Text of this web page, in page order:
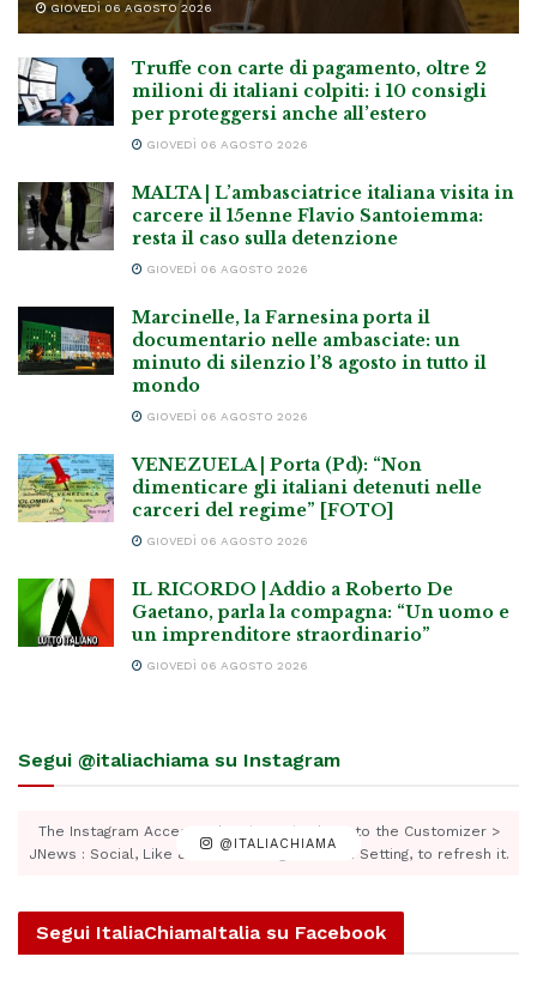
GIOVEDÌ 06 AGOSTO 2026
Truffe con carte di pagamento, oltre 2
milioni di italiani colpiti: i 10 consigli
per proteggersi anche all’estero
GIOVEDÌ 06 AGOSTO 2026
MALTA | L’ambasciatrice italiana visita in
carcere il 15enne Flavio Santoiemma:
resta il caso sulla detenzione
GIOVEDÌ 06 AGOSTO 2026
Marcinelle, la Farnesina porta il
documentario nelle ambasciate: un
minuto di silenzio l’8 agosto in tutto il
mondo
GIOVEDÌ 06 AGOSTO 2026
VENEZUELA | Porta (Pd): “Non
dimenticare gli italiani detenuti nelle
carceri del regime” [FOTO]
GIOVEDÌ 06 AGOSTO 2026
IL RICORDO | Addio a Roberto De
Gaetano, parla la compagna: “Un uomo e
un imprenditore straordinario”
GIOVEDÌ 06 AGOSTO 2026
Segui @italiachiama su Instagram
@ITALIACHIAMA
The Instagram Access Token is expired, Go to the Customizer >
JNews : Social, Like & View > Instagram Feed Setting, to refresh it.
Segui ItaliaChiamaItalia su Facebook